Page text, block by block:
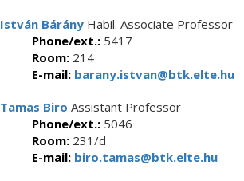
István Bárány Habil. Associate Professor
Phone/ext.: 5417
Room: 214
E-mail: barany.istvan@btk.elte.hu
Tamas Biro Assistant Professor
Phone/ext.: 5046
Room: 231/d
E-mail: biro.tamas@btk.elte.hu